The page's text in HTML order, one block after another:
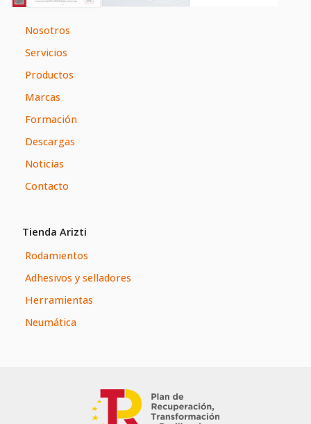
Nosotros
Servicios
Productos
Marcas
Formación
Descargas
Noticias
Contacto
Tienda Arizti
Rodamientos
Adhesivos y selladores
Herramientas
Neumática